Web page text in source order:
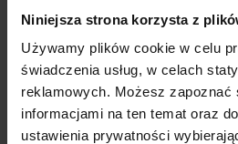
Niniejsza strona korzysta z
Używamy plików cookie w celu
świadczenia usług, w celach
reklamowych. Możesz zapoznać
informacjami na ten temat oraz
ustawienia prywatności
Szczegóły
Skład
Opinie